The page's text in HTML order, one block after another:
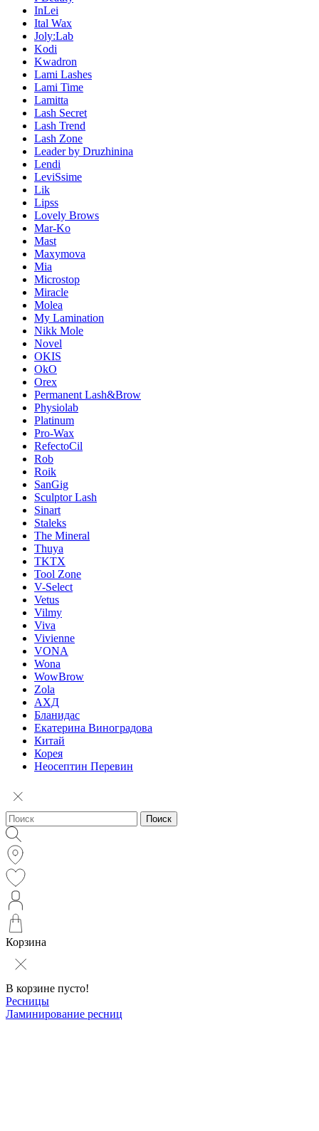
InLei
Ital Wax
Joly:Lab
Kodi
Kwadron
Lami Lashes
Lami Time
Lamitta
Lash Secret
Lash Trend
Lash Zone
Leader by Druzhinina
Lendi
LeviSsime
Lik
Lipss
Lovely Brows
Mar-Ko
Mast
Maxymova
Mia
Microstop
Miracle
Molea
My Lamination
Nikk Mole
Novel
OKIS
OkO
Orex
Permanent Lash&Brow
Physiolab
Platinum
Pro-Wax
RefectoCil
Rob
Roik
SanGig
Sculptor Lash
Sinart
Staleks
The Mineral
Thuya
TKTX
Tool Zone
V-Select
Vetus
Vilmy
Viva
Vivienne
VONA
Wona
WowBrow
Zola
АХД
Бланидас
Екатерина Виноградова
Китай
Корея
Неосептин Перевин
Поиск
Корзина
В корзине пусто!
Ресницы
Ламинирование ресниц